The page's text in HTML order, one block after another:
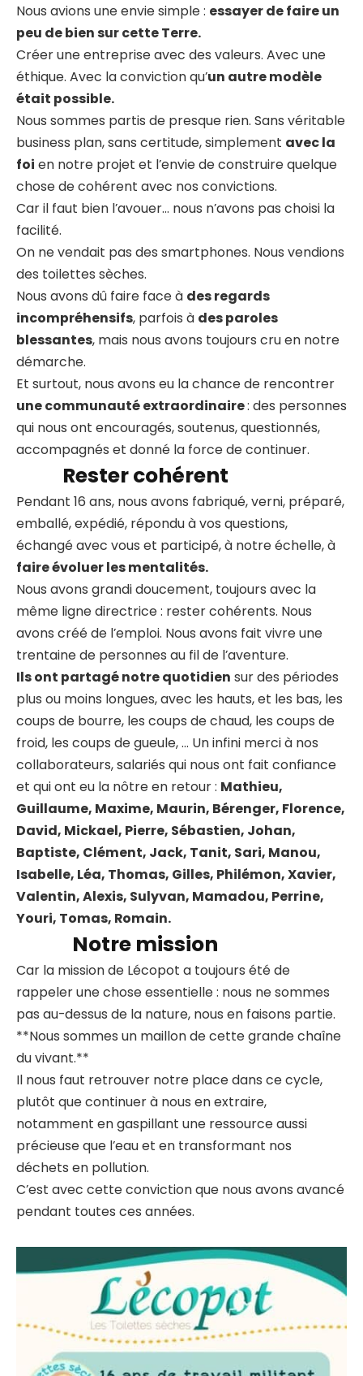
Nous avions une envie simple : essayer de faire un
peu de bien sur cette Terre.
Créer une entreprise avec des valeurs. Avec une
éthique. Avec la conviction qu’un autre modèle
était possible.
Nous sommes partis de presque rien. Sans véritable
business plan, sans certitude, simplement avec la
foi en notre projet et l’envie de construire quelque
chose de cohérent avec nos convictions.
Car il faut bien l’avouer… nous n’avons pas choisi la
facilité.
On ne vendait pas des smartphones. Nous vendions
des toilettes sèches.
Nous avons dû faire face à des regards
incompréhensifs, parfois à des paroles
blessantes, mais nous avons toujours cru en notre
démarche.
Et surtout, nous avons eu la chance de rencontrer
une communauté extraordinaire: des personnes
qui nous ont encouragés, soutenus, questionnés,
accompagnés et donné la force de continuer.
Rester cohérent
Pendant 16 ans, nous avons fabriqué, verni, préparé,
emballé, expédié, répondu à vos questions,
échangé avec vous et participé, à notre échelle, à
faire évoluer les mentalités.
Nous avons grandi doucement, toujours avec la
même ligne directrice : rester cohérents. Nous
avons créé de l’emploi. Nous avons fait vivre une
trentaine de personnes au fil de l’aventure.
Ils ont partagé notre quotidien sur des périodes
plus ou moins longues, avec les hauts, et les bas, les
coups de bourre, les coups de chaud, les coups de
froid, les coups de gueule, … Un infini merci à nos
collaborateurs, salariés qui nous ont fait confiance
et qui ont eu la nôtre en retour : Mathieu,
Guillaume, Maxime, Maurin, Bérenger, Florence,
David, Mickael, Pierre, Sébastien, Johan,
Baptiste, Clément, Jack, Tanit, Sari, Manou,
Isabelle, Léa, Thomas, Gilles, Philémon, Xavier,
Valentin, Alexis, Sulyvan, Mamadou, Perrine,
Youri, Tomas, Romain.
Notre mission
Car la mission de Lécopot a toujours été de
rappeler une chose essentielle : nous ne sommes
pas au-dessus de la nature, nous en faisons partie.
**Nous sommes un maillon de cette grande chaîne
du vivant.**
Il nous faut retrouver notre place dans ce cycle,
plutôt que continuer à nous en extraire,
notamment en gaspillant une ressource aussi
précieuse que l’eau et en transformant nos
déchets en pollution.
C’est avec cette conviction que nous avons avancé
pendant toutes ces années.